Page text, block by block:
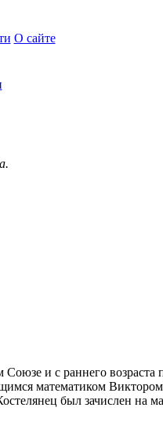
О сайте
и с раннего возраста
математиком
был зачислен на